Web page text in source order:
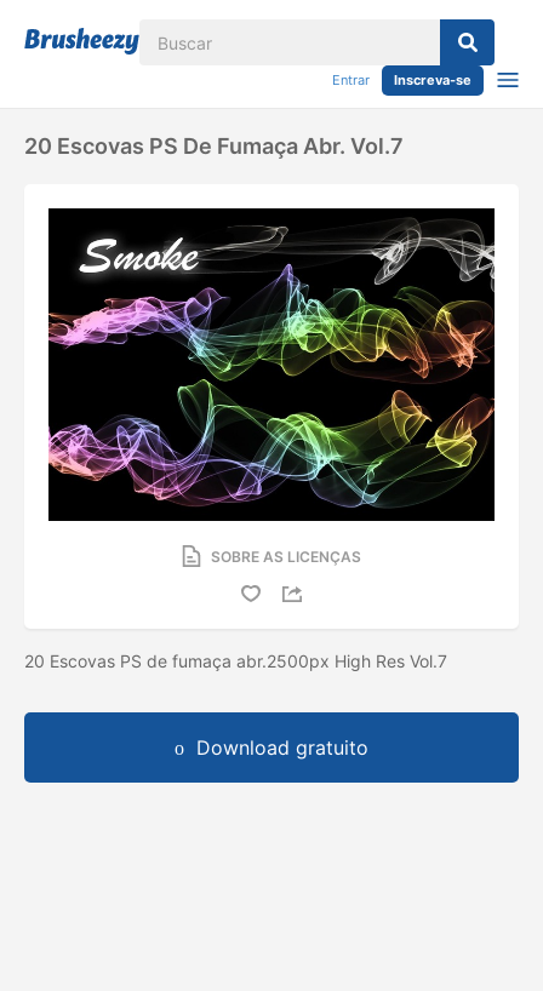
Entrar Inscreva-se
20 Escovas PS De Fumaça Abr. Vol.7
SOBRE AS LICENÇAS
20 Escovas PS de fumaça abr.2500px High Res Vol.7
Download gratuito